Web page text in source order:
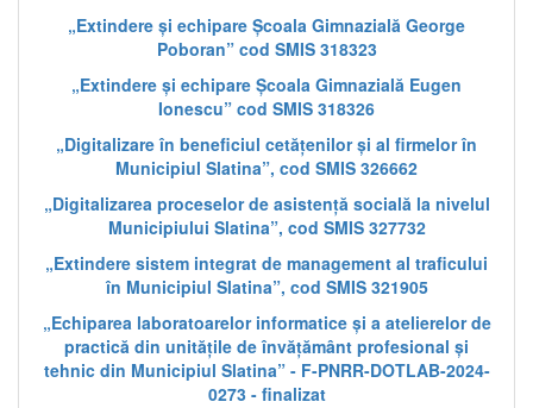
„Extindere și echipare Școala Gimnazială George
Poboran” cod SMIS 318323
„Extindere și echipare Școala Gimnazială Eugen
Ionescu” cod SMIS 318326
„Digitalizare în beneficiul cetățenilor și al firmelor în
Municipiul Slatina”, cod SMIS 326662
„Digitalizarea proceselor de asistență socială la nivelul
Municipiului Slatina”, cod SMIS 327732
„Extindere sistem integrat de management al traficului
în Municipiul Slatina”, cod SMIS 321905
„Echiparea laboratoarelor informatice și a atelierelor de
practică din unitățile de învățământ profesional și
tehnic din Municipiul Slatina” - F-PNRR-DOTLAB-2024-
0273 - finalizat